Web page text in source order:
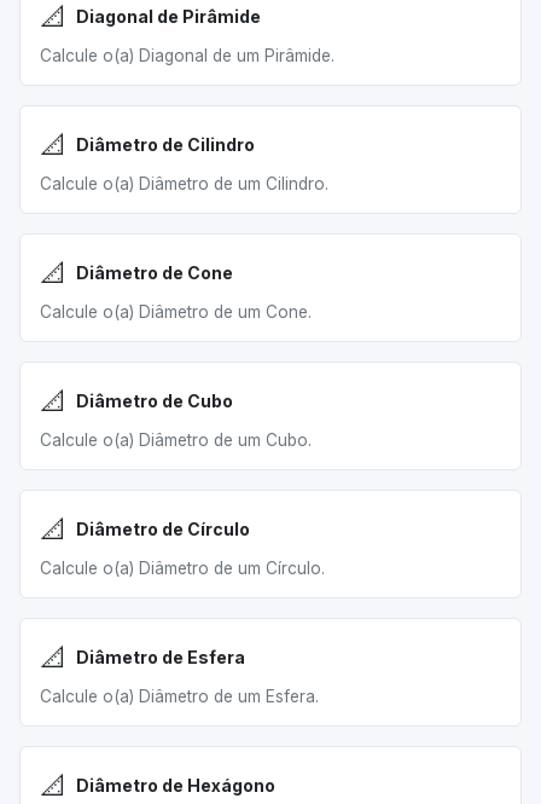
📐 Diagonal de Pirâmide
Calcule o(a) Diagonal de um Pirâmide.
📐 Diâmetro de Cilindro
Calcule o(a) Diâmetro de um Cilindro.
📐 Diâmetro de Cone
Calcule o(a) Diâmetro de um Cone.
📐 Diâmetro de Cubo
Calcule o(a) Diâmetro de um Cubo.
📐 Diâmetro de Círculo
Calcule o(a) Diâmetro de um Círculo.
📐 Diâmetro de Esfera
Calcule o(a) Diâmetro de um Esfera.
📐 Diâmetro de Hexágono